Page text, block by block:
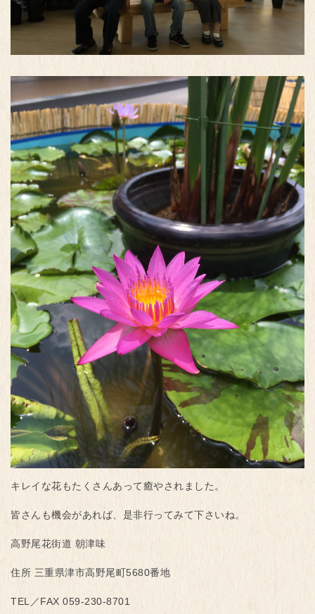
キレイな花もたくさんあって癒やされました。
皆さんも機会があれば、是非行ってみて下さいね。
高野尾花街道 朝津味
住所 三重県津市高野尾町5680番地
TEL／FAX 059-230-8701